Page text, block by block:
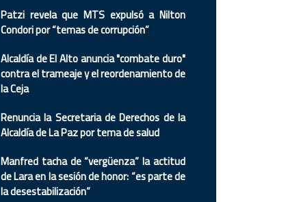
Patzi revela que MTS expulsó a Nilton
Condori por “temas de corrupción”
Alcaldía de El Alto anuncia "combate duro"
contra el trameaje y el reordenamiento de
la Ceja
Renuncia la Secretaria de Derechos de la
Alcaldía de La Paz por tema de salud
Manfred tacha de “vergüenza” la actitud
de Lara en la sesión de honor: “es parte de
la desestabilización”